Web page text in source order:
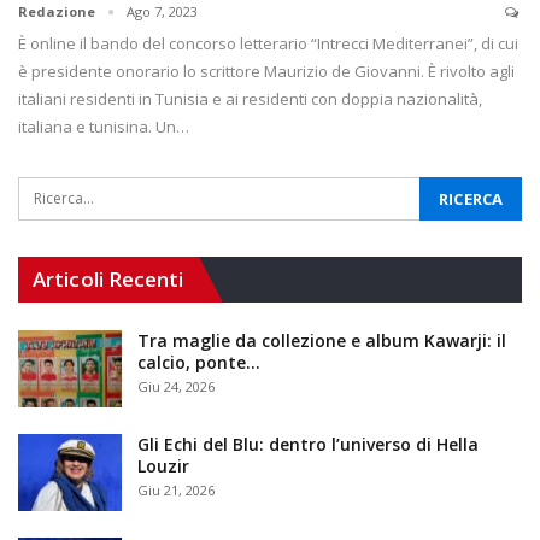
Redazione Ago 7, 2023
È online il bando del concorso letterario “Intrecci Mediterranei”, di cui
è presidente onorario lo scrittore Maurizio de Giovanni. È rivolto agli
italiani residenti in Tunisia e ai residenti con doppia nazionalità,
italiana e tunisina. Un…
Articoli Recenti
Tra maglie da collezione e album Kawarji: il
calcio, ponte…
Giu 24, 2026
Gli Echi del Blu: dentro l’universo di Hella
Louzir
Giu 21, 2026